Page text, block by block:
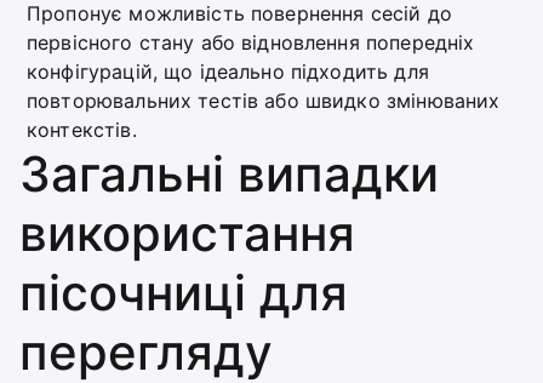
Пропонує можливість повернення сесій до
первісного стану або відновлення попередніх
конфігурацій, що ідеально підходить для
повторювальних тестів або швидко змінюваних
контекстів.
Загальні випадки
використання
пісочниці для
перегляду